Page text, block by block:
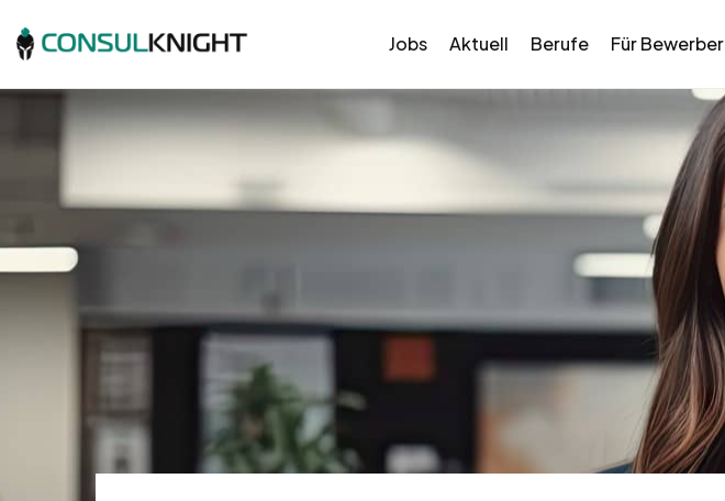
Jobs Aktuell Berufe Für Bewerber